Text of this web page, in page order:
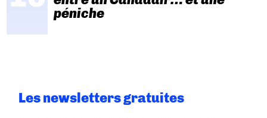
péniche
Les newsletters gratuites